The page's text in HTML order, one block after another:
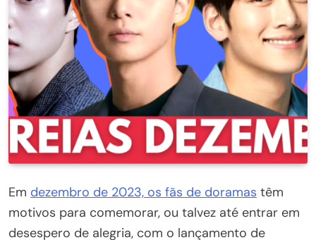
Em dezembro de 2023, os fãs de doramas têm
motivos para comemorar, ou talvez até entrar em
desespero de alegria, com o lançamento de